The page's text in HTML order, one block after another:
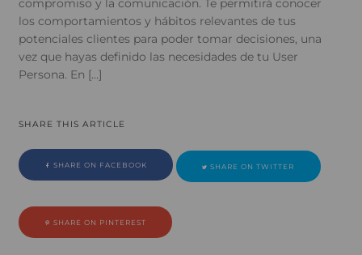
los comportamientos y hábitos relevantes de tus
potenciales clientes para poder tomar decisiones, una
vez que hayas definido las necesidades de tu User
Persona. En […]
SHARE THIS ARTICLE
SHARE ON FACEBOOK SHARE ON TWITTER
SHARE ON PINTEREST